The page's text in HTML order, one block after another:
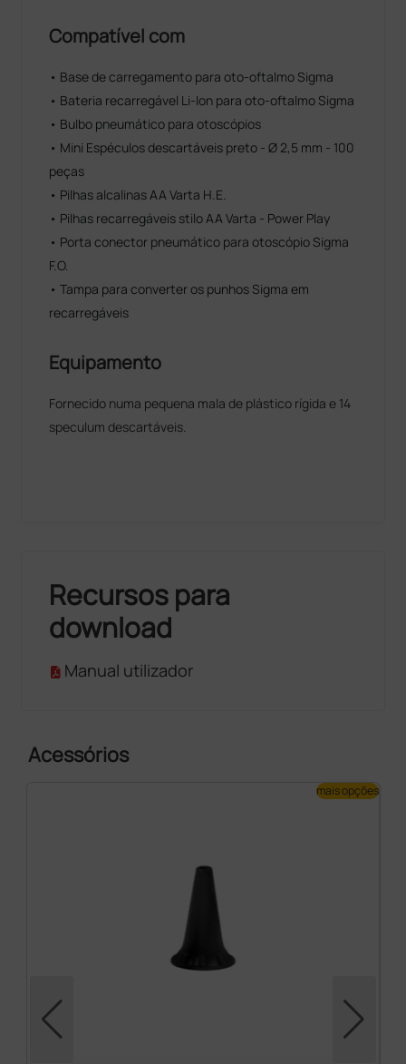
Compatível com
• Base de carregamento para oto-oftalmo Sigma
• Bateria recarregável Li-Ion para oto-oftalmo Sigma
• Bulbo pneumático para otoscópios
• Mini Espéculos descartáveis preto - Ø 2,5 mm - 100
peças
• Pilhas alcalinas AA Varta H.E.
• Pilhas recarregáveis stilo AA Varta - Power Play
• Porta conector pneumático para otoscópio Sigma
F.O.
• Tampa para converter os punhos Sigma em
recarregáveis
Equipamento
Fornecido numa pequena mala de plástico rígida e 14
speculum descartáveis.
Recursos para
download
Manual utilizador
Acessórios
mais opções